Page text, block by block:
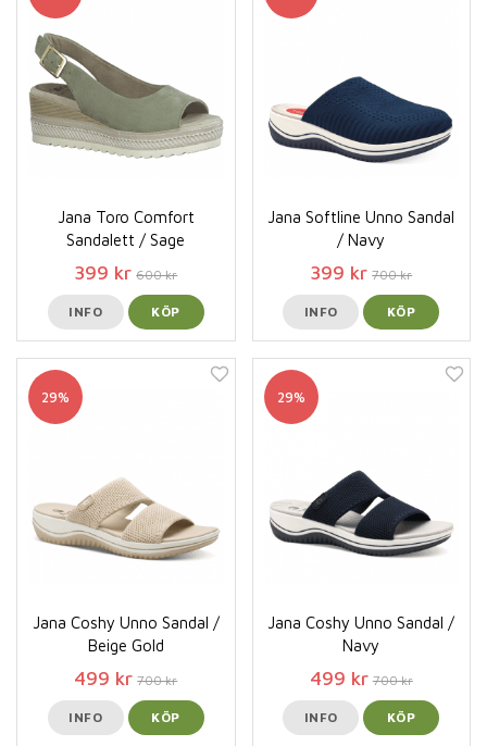
Jana Toro Comfort
Sandalett / Sage
399 kr 600 kr
INFO KÖP
Jana Softline Unno Sandal
/ Navy
399 kr 700 kr
INFO KÖP
29%
Jana Coshy Unno Sandal /
Beige Gold
499 kr 700 kr
INFO KÖP
29%
Jana Coshy Unno Sandal /
Navy
499 kr 700 kr
INFO KÖP